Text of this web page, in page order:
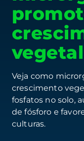
vegetal
Veja como
crescimento
fosfatos no solo,
de fósforo e
culturas.